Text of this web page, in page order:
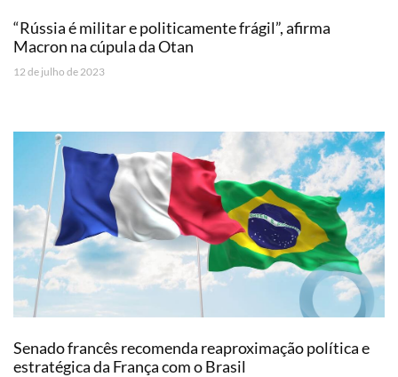
“Rússia é militar e politicamente frágil”, afirma
Macron na cúpula da Otan
12 de julho de 2023
Senado francês recomenda reaproximação política e
estratégica da França com o Brasil